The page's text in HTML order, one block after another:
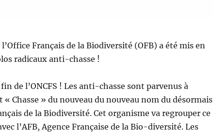
Français de la Biodiversité (OFB) a été mis en
radicaux anti-chasse !
fin de l’ONCFS ! Les anti-chasse sont parvenus à
Chasse » du nouveau du nouveau nom du désormais
de la Biodiversité. Cet organisme va regrouper ce
l’AFB, Agence Française de la Bio-diversité. Les